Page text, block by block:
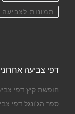
תמונות לצביעה
דפי צביעה
חופשת קיץ דפי
ספר הג'ונגל דפי